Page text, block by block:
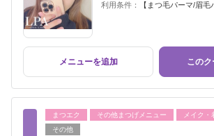
利用条件：
【まつ毛パーマ/眉毛
メニューを追加 この
まつエク その他まつげメニュー
メイク・
その他